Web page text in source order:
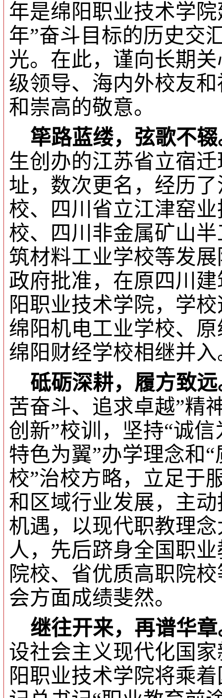
年是绵阳职业技术学
年”奋斗目标的历史交
光。在此，谨向长期
级领导、海内外校友
和崇高的敬意。
筚路蓝缕，弦歌不
生创办的江苏省立宿
址，数次更名，经历
校、四川省立江津窑
校、四川非金属矿山
筑材料工业学校等发
政府批准， 在原四川
阳职业技术学院，学
绵阳机电工业学校、
绵阳财经学校相继并入
砥砺深耕，履方致
苦奋斗、追求卓越”精
创新”校训，坚持“诚
特色为翼”办学理念和
校”治校方略，立足于
和区域行业发展，主
机遇，以现代职教理
人，先后跻身全国职
院校、省优质高职院
会方面成绩斐然。
继往开来，再谱华
设社会主义现代化国
阳职业技术学院将乘